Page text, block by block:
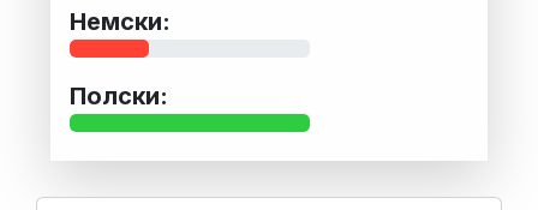
Немски:
Полски: